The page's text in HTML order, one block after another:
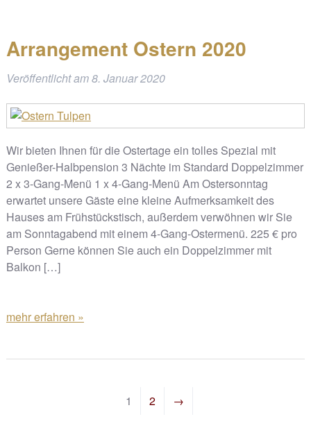
Arrangement Ostern 2020
Veröffentlicht am8. Januar 2020
Wir bieten Ihnen für die Ostertage ein tolles Spezial mit
Genießer-Halbpension 3 Nächte im Standard Doppelzimmer
2 x 3-Gang-Menü 1 x 4-Gang-Menü Am Ostersonntag
erwartet unsere Gäste eine kleine Aufmerksamkeit des
Hauses am Frühstückstisch, außerdem verwöhnen wir Sie
am Sonntagabend mit einem 4-Gang-Ostermenü. 225 € pro
Person Gerne können Sie auch ein Doppelzimmer mit
Balkon […]
mehr erfahren »
1 2 →